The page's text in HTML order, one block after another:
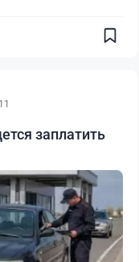
заплатить